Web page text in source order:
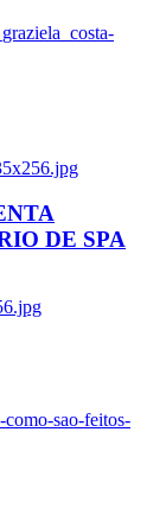
DE SPA
sao-feitos-